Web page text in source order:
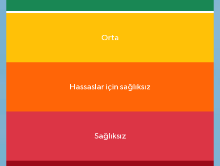
Orta
Hassaslar için sağlıksız
Sağlıksız